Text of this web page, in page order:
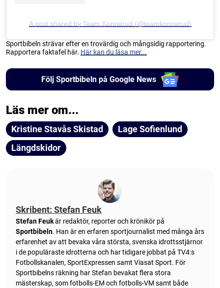
A post shared by Team Konnerud (@teamkonnerud)
Sportbibeln strävar efter en trovärdig och mångsidig rapportering.
Rapportera faktafel här. Här kan du läsa mer...
Följ Sportbibeln på Google News
Läs mer om...
Kristine Stavås Skistad
Lage Sofienlund
Längdskidor
Skribent: Stefan Feuk
Stefan Feukär redaktör, reporter och krönikör på
Sportbibeln. Han är en erfaren sportjournalist med många års
erfarenhet av att bevaka våra största, svenska idrottsstjärnor
i de populäraste idrotterna och har tidigare jobbat på TV4:s
Fotbollskanalen, SportExpressen samt Viasat Sport. För
Sportbibelns räkning har Stefan bevakat flera stora
mästerskap, som fotbolls-EM och fotbolls-VM samt både